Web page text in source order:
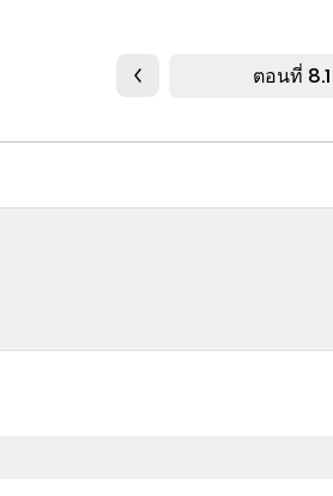
ตอนที่ 8.1